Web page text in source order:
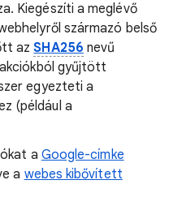
Kiegészíti a meglévő
származó belső
azSHA256 nevű
gyűjtött
egyezteti a
(például a
a Google-címke
a webes kibővített